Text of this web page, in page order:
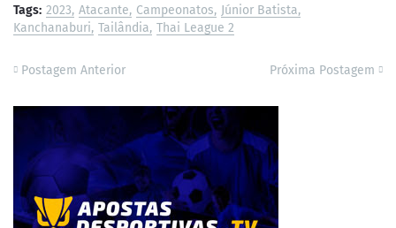
Tags: 2023 Atacante Campeonatos Júnior Batista
Kanchanaburi Tailândia Thai League 2
Postagem Anterior Próxima Postagem